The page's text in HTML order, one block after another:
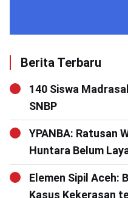
Berita Terbaru
140 Siswa
SNBP
YPANBA: Ratusan
Huntara Belum
Elemen Sipil Aceh:
Kasus Kekerasan